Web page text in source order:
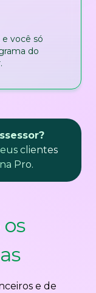
e você só
do
clientes
Pro.
e de